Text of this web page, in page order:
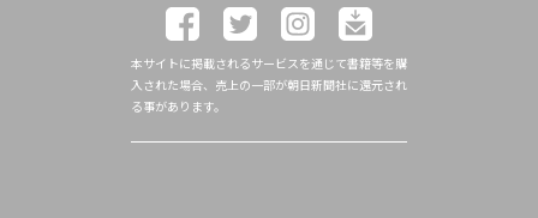
本サイトに掲載されるサービスを通じて書籍等を購
入された場合、売上の一部が朝日新聞社に還元され
る事があります。